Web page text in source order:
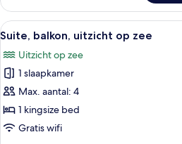
kamer,
balkon,
uitzicht
zee
Alle
foto's
voor
Suite,
balkon,
uitzicht
op
Een
18
Suite, balkon, uitzicht op zee
Uitzicht op zee
1 slaapkamer
Max. aantal: 4
1 kingsize bed
Gratis wifi